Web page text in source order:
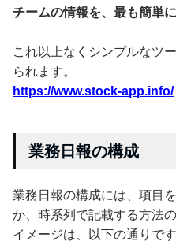
チームの情報を、最も簡単
これ以上なくシンプルなツ
られます。
https://www.stock-app.info/
業務日報の構成
業務日報の構成には、項目
か、時系列で記載する方法
イメージは、以下の通りです